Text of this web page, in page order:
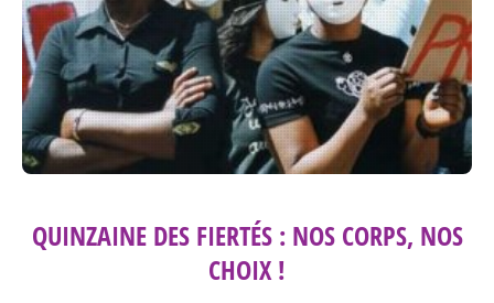
QUINZAINE DES FIERTÉS : NOS CORPS, NOS
CHOIX !